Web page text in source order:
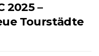
2025 –
Tourstädte